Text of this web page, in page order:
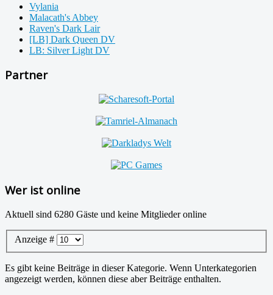
Vylania
Malacath's Abbey
Raven's Dark Lair
[LB] Dark Queen DV
LB: Silver Light DV
Partner
Wer ist online
Aktuell sind 6280 Gäste und keine Mitglieder online
Anzeige #
Es gibt keine Beiträge in dieser Kategorie. Wenn Unterkategorien
angezeigt werden, können diese aber Beiträge enthalten.